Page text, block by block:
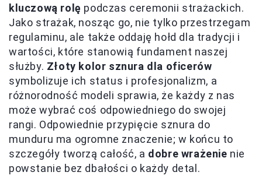
kluczową rolę podczas ceremonii strażackich.
Jako strażak, nosząc go, nie tylko przestrzegam
regulaminu, ale także oddaję hołd dla tradycji i
wartości, które stanowią fundament naszej
służby. Złoty kolor sznura dla oficerów
symbolizuje ich status i profesjonalizm, a
różnorodność modeli sprawia, że każdy z nas
może wybrać coś odpowiedniego do swojej
rangi. Odpowiednie przypięcie sznura do
munduru ma ogromne znaczenie; w końcu to
szczegóły tworzą całość, a dobre wrażenie nie
powstanie bez dbałości o każdy detal.